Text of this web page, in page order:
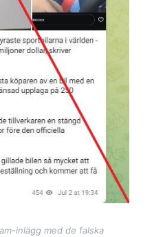
inlägg med de falska